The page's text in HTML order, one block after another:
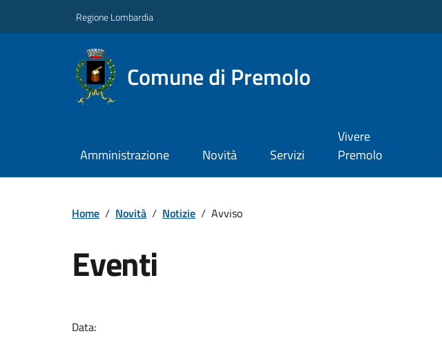
Regione Lombardia
Comune di Premolo
Amministrazione Novità Servizi
Vivere
Premolo
Home / Novità / Notizie / Avviso
Eventi
Data: